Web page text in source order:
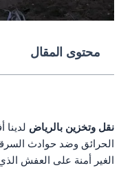
محتوى المقال
نقل وتخزين بالرياض
الحرائق وضد حوادث
الغير أمنة على العفش الذي